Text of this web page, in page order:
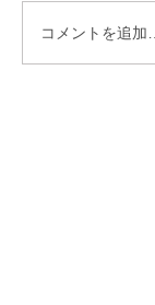
コメントを追加…